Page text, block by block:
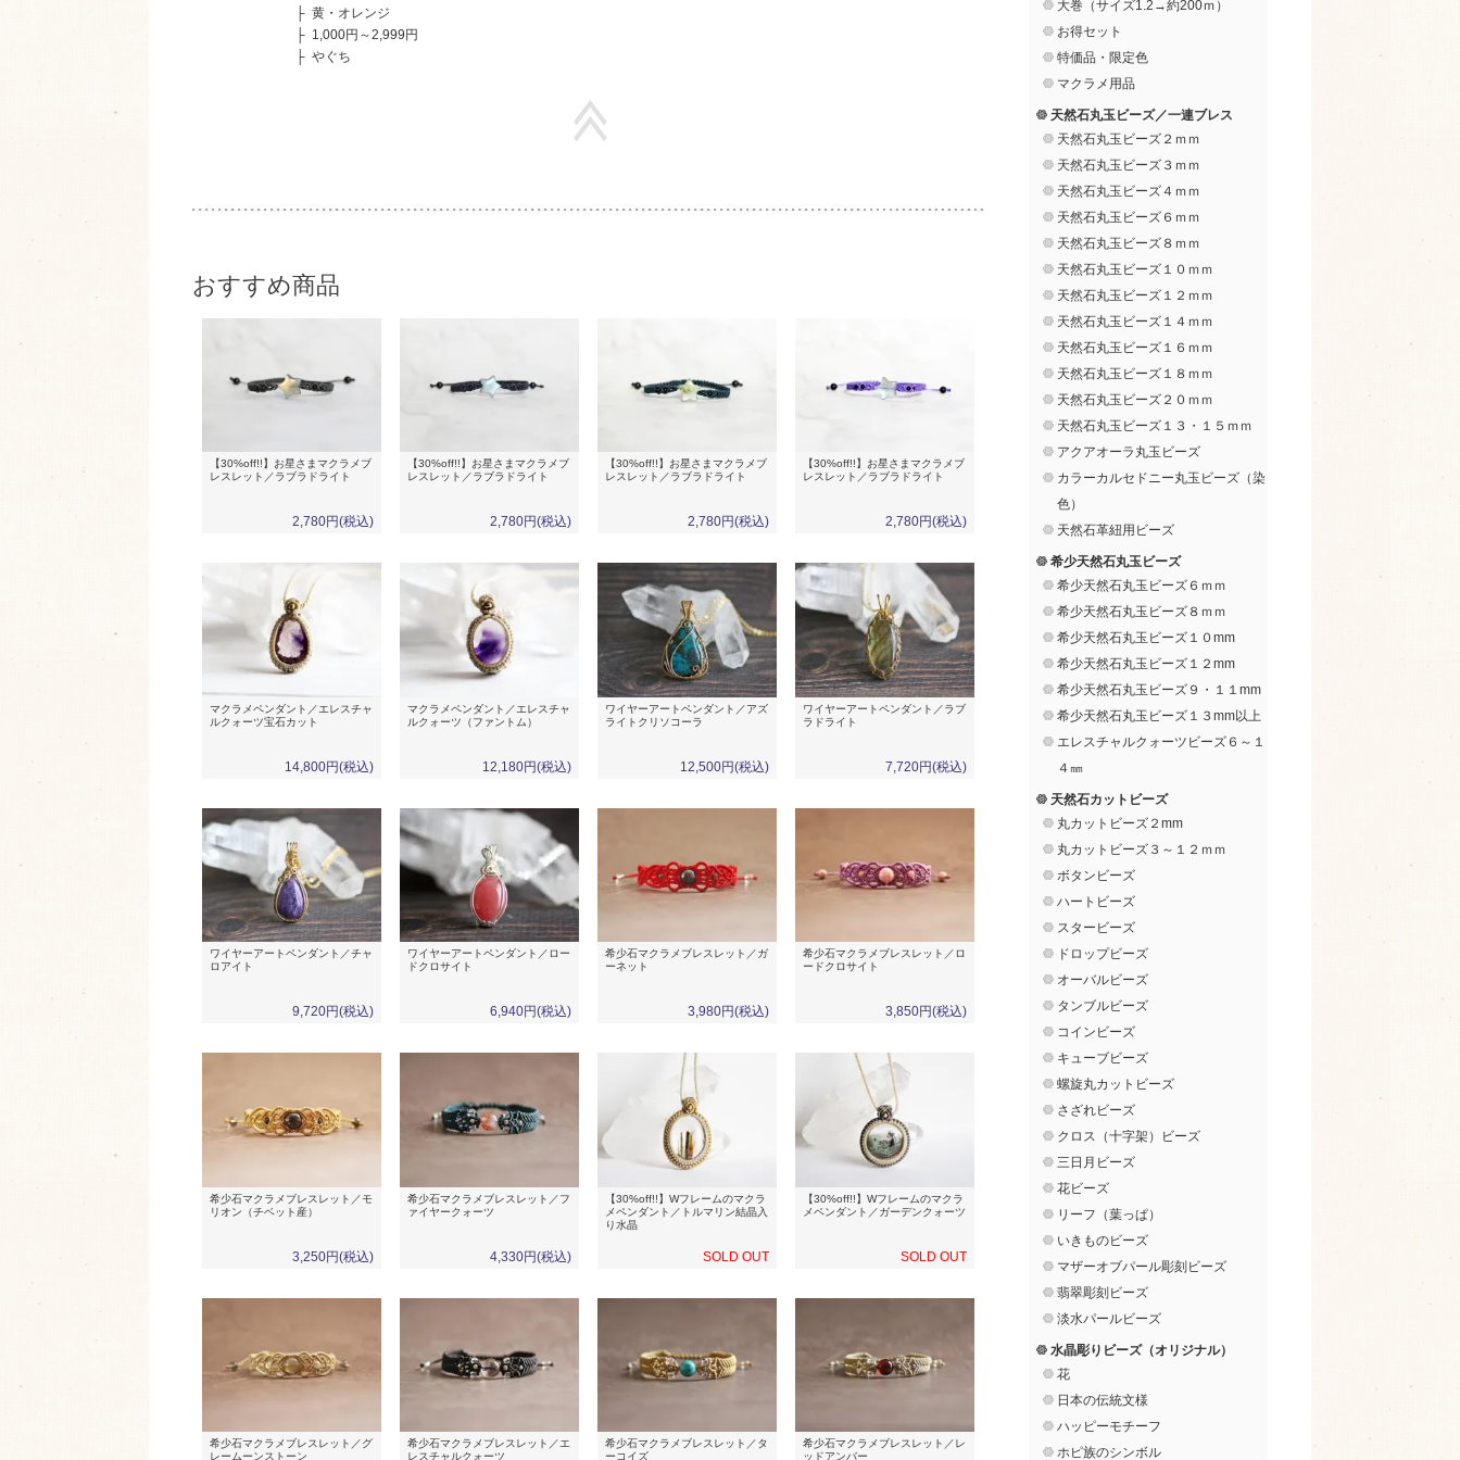
├ 黄・オレンジ
├ 1,000円～2,999円
├ やぐち
おすすめ商品
【30%off!!】お星さまマクラメブ
レスレット／ラブラドライト
2,780円(税込)
【30%off!!】お星さまマクラメブ
レスレット／ラブラドライト
2,780円(税込)
【30%off!!】お星さまマクラメブ
レスレット／ラブラドライト
2,780円(税込)
【30%off!!】お星さまマクラメブ
レスレット／ラブラドライト
2,780円(税込)
マクラメペンダント／エレスチャ
ルクォーツ宝石カット
14,800円(税込)
マクラメペンダント／エレスチャ
ルクォーツ（ファントム）
12,180円(税込)
ワイヤーアートペンダント／アズ
ライトクリソコーラ
12,500円(税込)
ワイヤーアートペンダント／ラブ
ラドライト
7,720円(税込)
ワイヤーアートペンダント／チャ
ロアイト
9,720円(税込)
ワイヤーアートペンダント／ロー
ドクロサイト
6,940円(税込)
希少石マクラメブレスレット／ガ
ーネット
3,980円(税込)
希少石マクラメブレスレット／ロ
ードクロサイト
3,850円(税込)
希少石マクラメブレスレット／モ
リオン（チベット産）
3,250円(税込)
希少石マクラメブレスレット／フ
ァイヤークォーツ
4,330円(税込)
【30%off!!】Wフレームのマクラ
メペンダント／トルマリン結晶入
り水晶
SOLD OUT
【30%off!!】Wフレームのマクラ
メペンダント／ガーデンクォーツ
SOLD OUT
希少石マクラメブレスレット／グ
レームーンストーン
希少石マクラメブレスレット／エ
レスチャルクォーツ
希少石マクラメブレスレット／タ
ーコイズ
希少石マクラメブレスレット／レ
ッドアンバー
大巻（サイズ1.2→約200ｍ）
お得セット
特価品・限定色
マクラメ用品
天然石丸玉ビーズ／一連ブレス
天然石丸玉ビーズ２ｍｍ
天然石丸玉ビーズ３ｍｍ
天然石丸玉ビーズ４ｍｍ
天然石丸玉ビーズ６ｍｍ
天然石丸玉ビーズ８ｍｍ
天然石丸玉ビーズ１０ｍｍ
天然石丸玉ビーズ１２ｍｍ
天然石丸玉ビーズ１４ｍｍ
天然石丸玉ビーズ１６ｍｍ
天然石丸玉ビーズ１８ｍｍ
天然石丸玉ビーズ２０ｍｍ
天然石丸玉ビーズ１３・１５ｍｍ
アクアオーラ丸玉ビーズ
カラーカルセドニー丸玉ビーズ（染
色）
天然石革紐用ビーズ
希少天然石丸玉ビーズ
希少天然石丸玉ビーズ６ｍｍ
希少天然石丸玉ビーズ８ｍｍ
希少天然石丸玉ビーズ１０mm
希少天然石丸玉ビーズ１２mm
希少天然石丸玉ビーズ９・１１mm
希少天然石丸玉ビーズ１３mm以上
エレスチャルクォーツビーズ６～１
４㎜
天然石カットビーズ
丸カットビーズ２mm
丸カットビーズ３～１２ｍｍ
ボタンビーズ
ハートビーズ
スタービーズ
ドロップビーズ
オーバルビーズ
タンブルビーズ
コインビーズ
キューブビーズ
螺旋丸カットビーズ
さざれビーズ
クロス（十字架）ビーズ
三日月ビーズ
花ビーズ
リーフ（葉っぱ）
いきものビーズ
マザーオブパール彫刻ビーズ
翡翠彫刻ビーズ
淡水パールビーズ
水晶彫りビーズ（オリジナル）
花
日本の伝統文様
ハッピーモチーフ
ホピ族のシンボル